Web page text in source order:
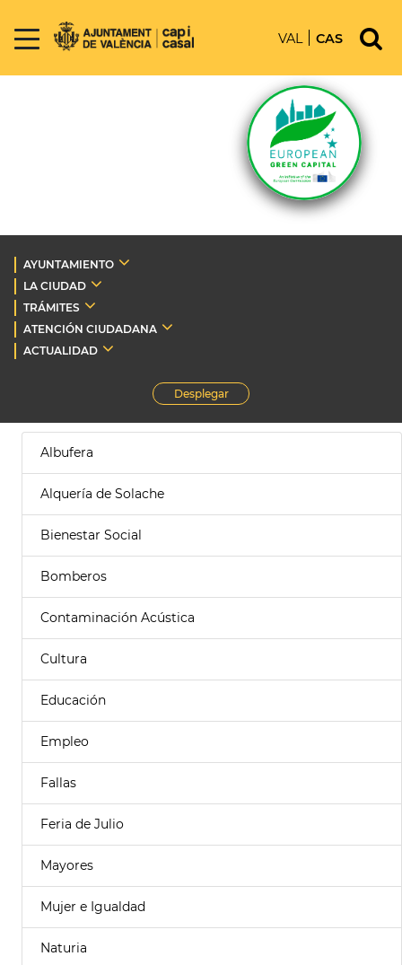
VAL CAS
AYUNTAMIENTO
LA CIUDAD
TRÁMITES
ATENCIÓN CIUDADANA
ACTUALIDAD
Desplegar
Albufera
Alquería de Solache
Bienestar Social
Bomberos
Contaminación Acústica
Cultura
Educación
Empleo
Fallas
Feria de Julio
Mayores
Mujer e Igualdad
Naturia